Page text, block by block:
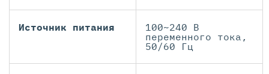
Источник питания
100~240 В
переменного тока,
50/60 Гц